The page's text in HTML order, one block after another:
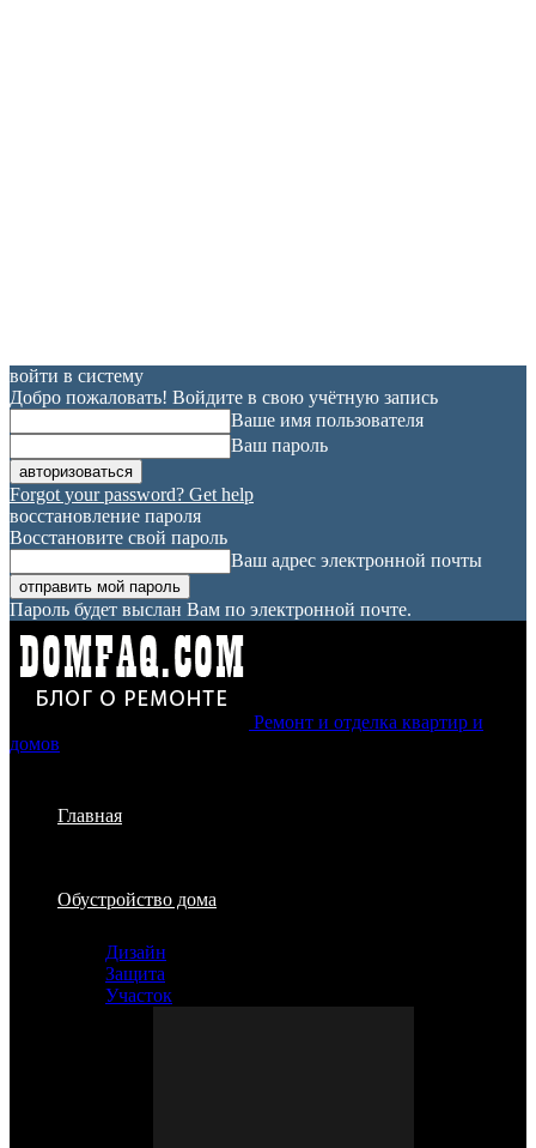
войти в систему
Добро пожаловать! Войдите в свою учётную запись
Ваше имя пользователя
Ваш пароль
Forgot your password? Get help
восстановление пароля
Восстановите свой пароль
Ваш адрес электронной почты
Пароль будет выслан Вам по электронной почте.
Ремонт и отделка квартир и
домов
Главная
Обустройство дома
Дизайн
Защита
Участок